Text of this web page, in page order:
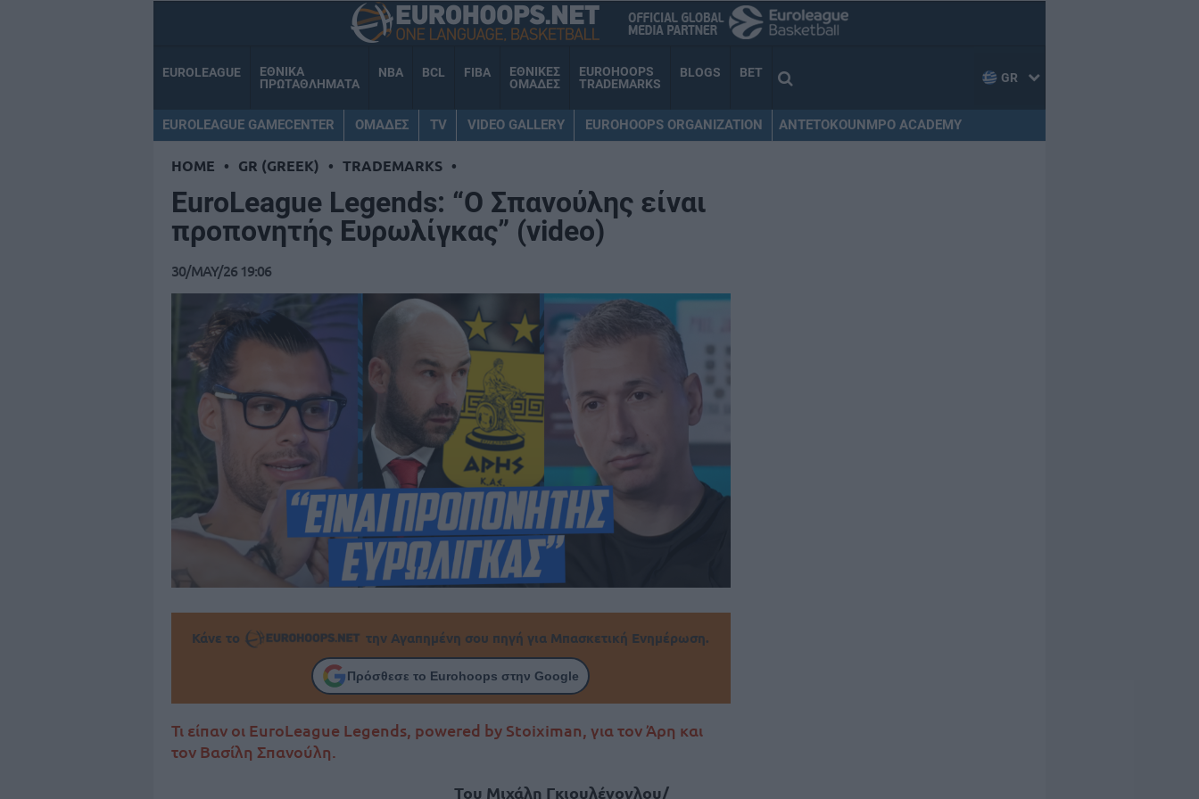
EUROLEAGUE
ΕΘΝΙΚΑ
ΠΡΩΤΑΘΛΗΜΑΤΑ
NBA BCL FIBA
ΕΘΝΙΚΕΣ
ΟΜΑΔΕΣ
EUROHOOPS
TRADEMARKS
BLOGS BET GR
EUROLEAGUE GAMECENTER ΟΜΑΔΕΣ TV VIDEO GALLERY EUROHOOPS ORGANIZATION ANTETOKOUNMPO ACADEMY
HOME • GR (GREEK) • TRADEMARKS •
EuroLeague Legends: “Ο Σπανούλης είναι
προπονητής Ευρωλίγκας” (video)
30/MAY/26 19:06
Κάνε το την Αγαπημένη σου πηγή για Μπασκετική Ενημέρωση.
Πρόσθεσε το Eurohoops στην Google
Τι είπαν οι EuroLeague Legends, powered by Stoiximan, για τον Άρη και
τον Βασίλη Σπανούλη.
Του Μιχάλη Γκιουλένογλου/